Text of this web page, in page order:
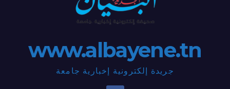
www.albayene.tn
جريدة إلكترونية إخبارية جامعة